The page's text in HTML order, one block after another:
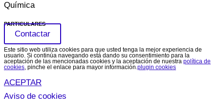
Química
PARTICULARES
Contactar
Este sitio web utiliza cookies para que usted tenga la mejor experiencia de
usuario. Si continúa navegando está dando su consentimiento para la
aceptación de las mencionadas cookies y la aceptación de nuestra política de
cookies, pinche el enlace para mayor información.plugin cookies
ACEPTAR
Aviso de cookies